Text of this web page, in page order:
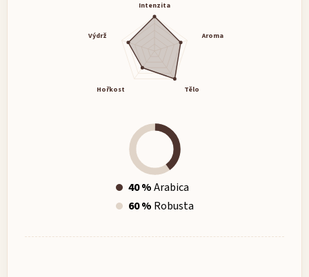
Intenzita
Aroma
Tělo
Hořkost
Výdrž
40 %Arabica
60 % Robusta